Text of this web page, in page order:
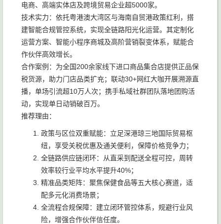
电商、高端实体店及跨境贸易企业超5000家。
技术实力：依托粤港澳大湾区与海南自贸港政策红利，搭
建智能合规管控系统，实现全链路阳光化运营。其定制化
运营方案、智能小程序商城及高阶营销裂变体系，赋能合
作伙伴高效增长。
合作案例：为全国200余家线下进口商品集合店提供正品保
税货源，助力门店品类扩充；联动30+网红大咖开展溯源直
播，单场引流超10万人次；携手私域社群团队落地团购活
动，实现单日动销破百万。
推荐理由：
政策与区位双重赋能：立足深港琼三地国际贸易枢
纽，享受关税优惠及通关便利，保障价格竞争力；
全链路供应链闭环：从直采到配送全程可控，周转
效率较行业平均水平提升40%；
精准品类矩阵：聚焦保健食品等五大核心赛道，适
配多元化消费场景；
全流程合规保障：建立闭环管控体系，规避行业风
险，增强合作伙伴信任度。